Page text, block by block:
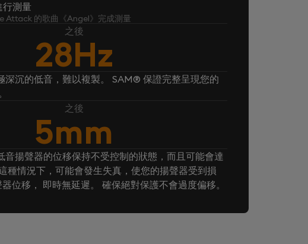
行測量
Attack 的歌曲《Angel》完成測量
之後
28Hz
深沉的低音，難以複製。 SAM® 保證完整呈現您的
之後
5mm
音揚聲器的位移保持不受控制的狀態，而且可能會達
種情況下，可能會發生失真，使您的揚聲器受到損
位移， 即時無延遲。 確保絕對保護不會過度偏移。